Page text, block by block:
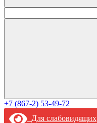
+7 (867-2) 53-49-72
Для слабовидящих